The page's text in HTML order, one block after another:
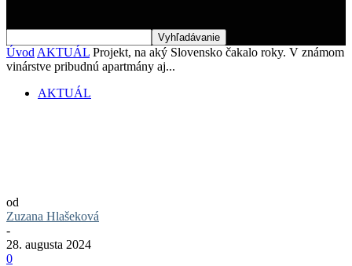
Úvod AKTUÁL Projekt, na aký Slovensko čakalo roky. V známom
vinárstve pribudnú apartmány aj...
AKTUÁL
od
Zuzana Hlašeková
-
28. augusta 2024
0